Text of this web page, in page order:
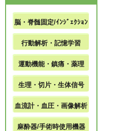
脳・脊髄固定/ｲﾝｼﾞｪｸｼｮﾝ
行動解析・記憶学習
運動機能・鎮痛・薬理
生理・切片・生体信号
血流計・血圧・画像解析
麻酔器/手術時使用機器